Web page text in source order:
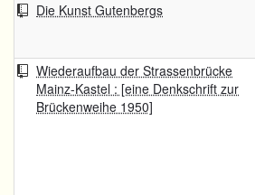
Die Kunst Gutenbergs
Wiederaufbau der Strassenbrücke
Mainz-Kastel : [eine Denkschrift zur
Brückenweihe 1950]